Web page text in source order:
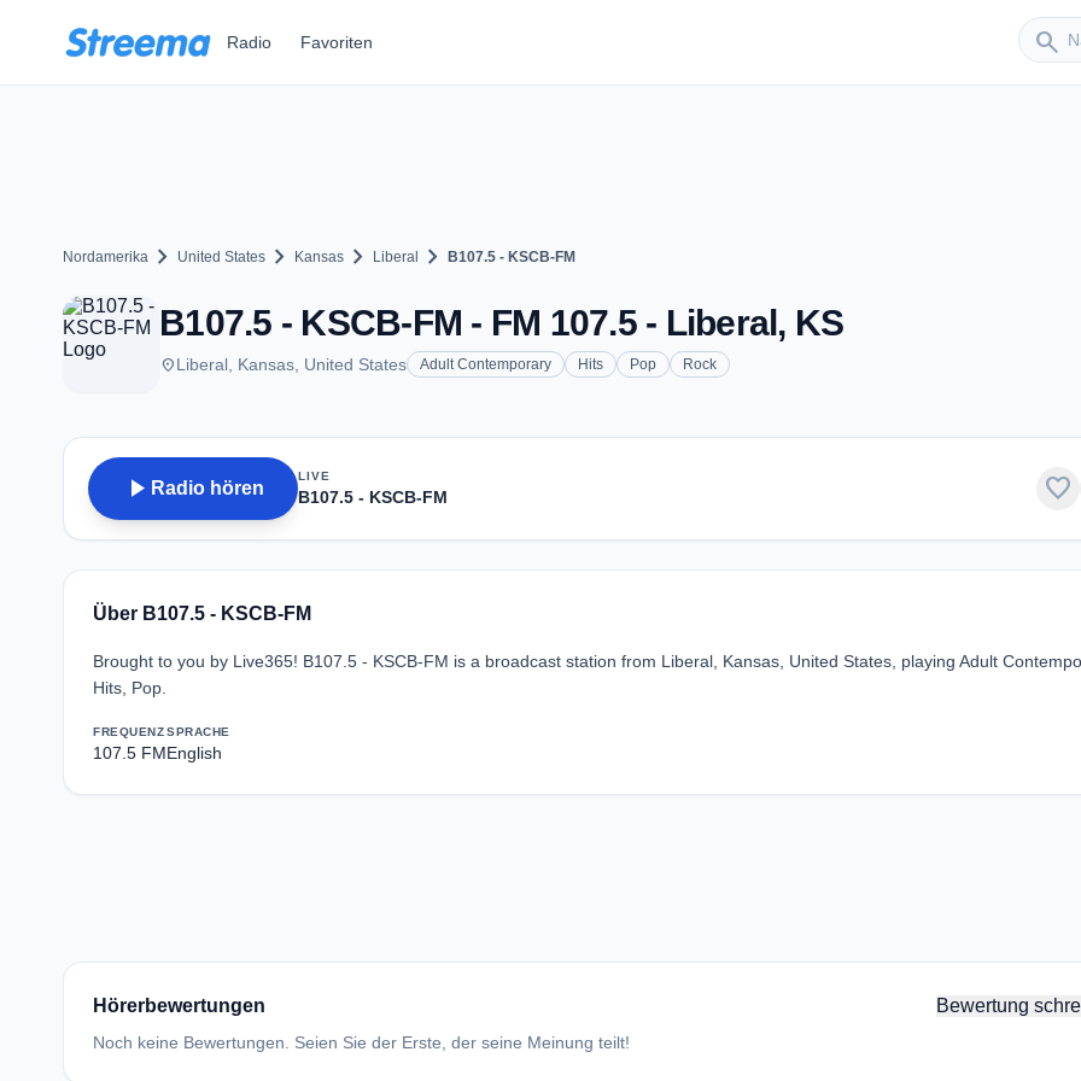
Radio Favoriten search
Sender
Nordamerika chevron_right United States chevron_right Kansas chevron_right Liberal chevron_right B107.5 - KSCB-FM
B107.5 - KSCB-FM - FM 107.5 - Liberal, KS
placeLiberal, Kansas, United States Adult Contemporary Hits Pop Rock
play_arrow Radio hören
LIVE
B107.5 - KSCB-FM favorite
Über B107.5 - KSCB-FM
Brought to you by Live365! B107.5 - KSCB-FM is a broadcast station from Liberal, Kansas, United States, playing Adult
Hits, Pop.
FREQUENZ
107.5 FM
SPRACHE
English
Hörerbewertungen Bewertung
Noch keine Bewertungen. Seien Sie der Erste, der seine Meinung teilt!